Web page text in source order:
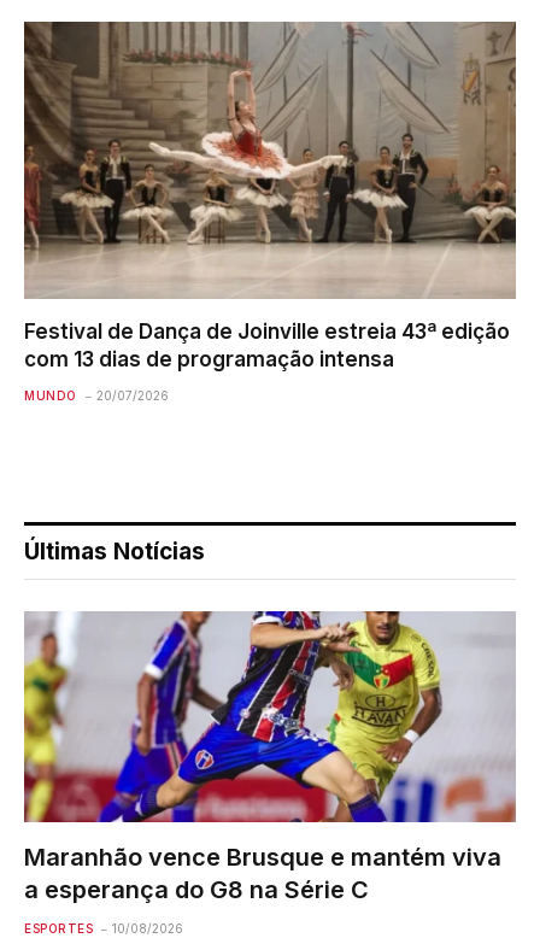
Festival de Dança de Joinville estreia 43ª edição
com 13 dias de programação intensa
MUNDO 20/07/2026
Últimas Notícias
Maranhão vence Brusque e mantém viva
a esperança do G8 na Série C
ESPORTES 10/08/2026